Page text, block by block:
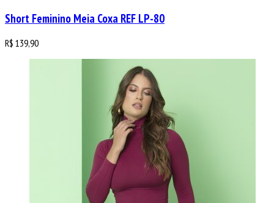
Short Feminino Meia Coxa REF LP-80
R$ 139,90